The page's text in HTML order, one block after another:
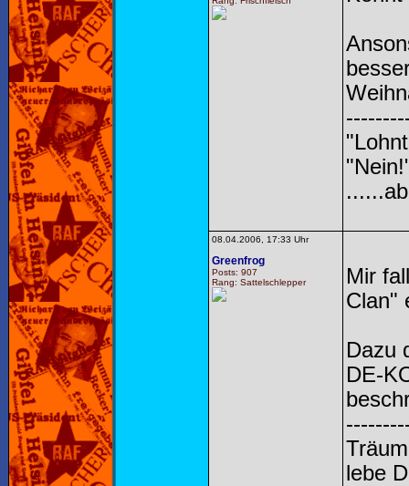
08.04.2006, 17:33 Uhr
Greenfrog
Posts: 907
Rang: Sattelschlepper
Mir
Clan"
Dazu
DE-
lebe